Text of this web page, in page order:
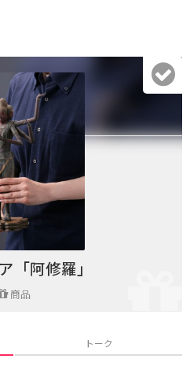
「阿修羅」
商品
トーク